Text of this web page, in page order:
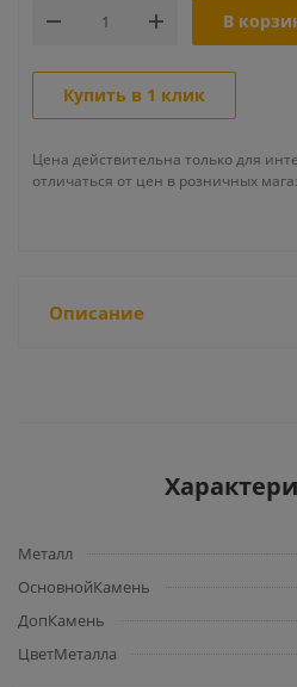
В
Купить в 1 клик
Цена действительна только для
отличаться от цен в розничных
Описание
Металл
ОсновнойКамень
ДопКамень
ЦветМеталла